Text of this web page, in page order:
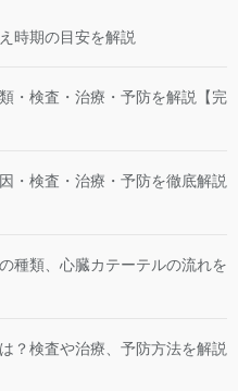
時期の目安を解説
・検査・治療・予防を解説【完
・検査・治療・予防を徹底解説
種類、心臓カテーテルの流れを
？検査や治療、予防方法を解説